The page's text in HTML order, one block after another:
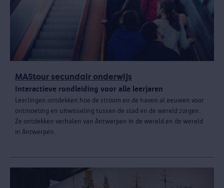
MAStour secundair onderwijs
Interactieve rondleiding voor alle leerjaren
Leerlingen ontdekken hoe de stroom en de haven al eeuwen voor
ontmoeting en uitwisseling tussen de stad en de wereld zorgen.
Ze ontdekken verhalen van Antwerpen in de wereld en de wereld
in Antwerpen.